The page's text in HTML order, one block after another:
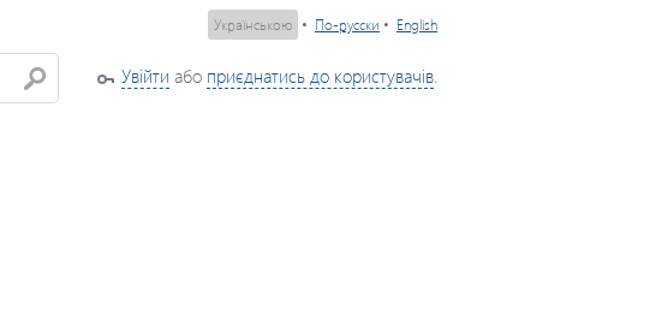
Українською • По-русски • English
Увійти або приєднатись до користувачів.